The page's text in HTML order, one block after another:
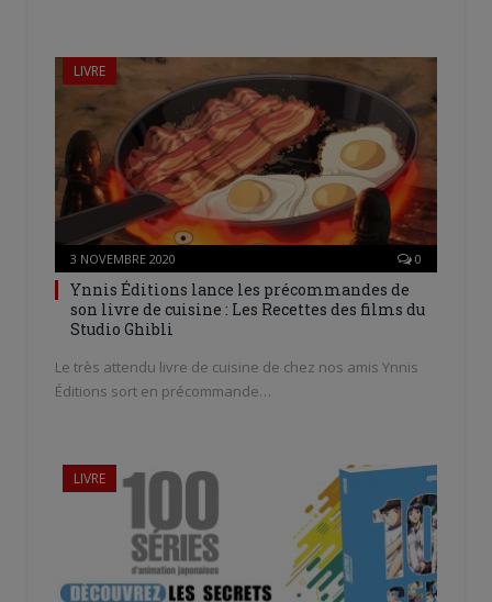
LIVRE
3 NOVEMBRE 2020 0
Ynnis Éditions lance les précommandes de
son livre de cuisine : Les Recettes des films du
Studio Ghibli
Le très attendu livre de cuisine de chez nos amis Ynnis
Éditions sort en précommande…
LIVRE